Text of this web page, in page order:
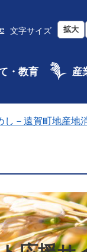
文字サイズ 拡大
・教育 産
し－遠賀町地産地